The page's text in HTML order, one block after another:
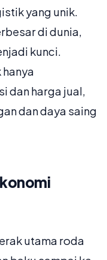
yang unik.
di dunia,
kunci.
dan harga jual,
dan daya saing
utama roda